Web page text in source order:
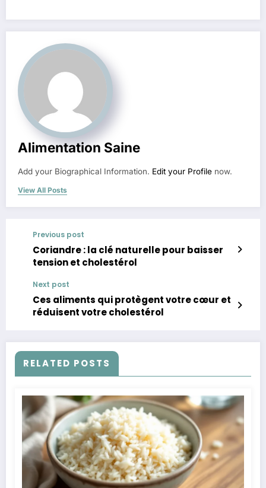
Alimentation Saine
Add your Biographical Information. Edit your Profile now.
View All Posts
Previous post
Coriandre : la clé naturelle pour baisser
tension et cholestérol
Next post
Ces aliments qui protègent votre cœur et
réduisent votre cholestérol
RELATED POSTS